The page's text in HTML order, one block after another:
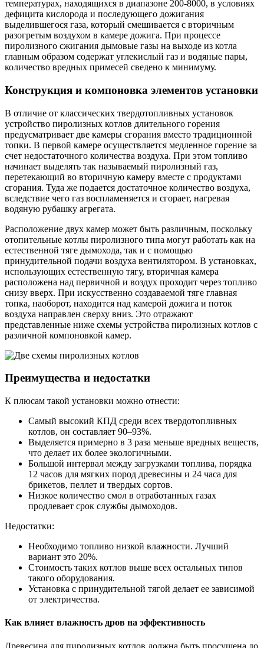
температурах, находящихся в диапазоне 200-8000, в условиях
дефицита кислорода и последующего дожигания
выделившегося газа, который смешивается с вторичным
разогретым воздухом в камере дожига. При процессе
пиролизного сжигания дымовые газы на выходе из котла
главным образом содержат углекислый газ и водяные пары,
количество вредных примесей сведено к минимуму.
Конструкция и компоновка элементов установки
В отличие от классических твердотопливных установок
устройство пиролизных котлов длительного горения
предусматривает две камеры сгорания вместо традиционной
топки. В первой камере осуществляется медленное горение за
счет недостаточного количества воздуха. При этом топливо
начинает выделять так называемый пиролизный газ,
перетекающий во вторичную камеру вместе с продуктами
сгорания. Туда же подается достаточное количество воздуха,
вследствие чего газ воспламеняется и сгорает, нагревая
водяную рубашку агрегата.
Расположение двух камер может быть различным, поскольку
отопительные котлы пиролизного типа могут работать как на
естественной тяге дымохода, так и с помощью
принудительной подачи воздуха вентилятором. В установках,
использующих естественную тягу, вторичная камера
расположена над первичной и воздух проходит через топливо
снизу вверх. При искусственно создаваемой тяге главная
топка, наоборот, находится над камерой дожига и поток
воздуха направлен сверху вниз. Это отражают
представленные ниже схемы устройства пиролизных котлов с
различной компоновкой камер.
Преимущества и недостатки
К плюсам такой установки можно отнести:
Самый высокий КПД среди всех твердотопливных
котлов, он составляет 90–93%.
Выделяется примерно в 3 раза меньше вредных веществ,
что делает их более экологичными.
Большой интервал между загрузками топлива, порядка
12 часов для мягких пород древесины и 24 часа для
брикетов, пеллет и твердых сортов.
Низкое количество смол в отработанных газах
продлевает срок службы дымоходов.
Недостатки:
Необходимо топливо низкой влажности. Лучший
вариант это 20%.
Стоимость таких котлов выше всех остальных типов
такого оборудования.
Установка с принудительной тягой делает ее зависимой
от электричества.
Как влияет влажность дров на эффективность
Древесина для пиролизных котлов должна быть просушена до